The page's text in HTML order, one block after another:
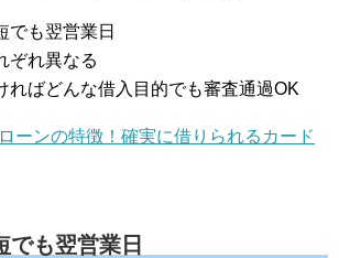
でも翌営業日
ぞれ異なる
ればどんな借入目的でも審査通過OK
ーンの特徴！確実に借りられるカード
でも翌営業日